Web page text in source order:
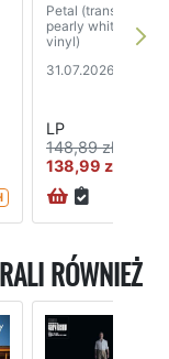
Petal (translucent
pearly white
vinyl)
31.07.2026
LP
148,89 zł
138,99 zł
RÓWNIEŻ